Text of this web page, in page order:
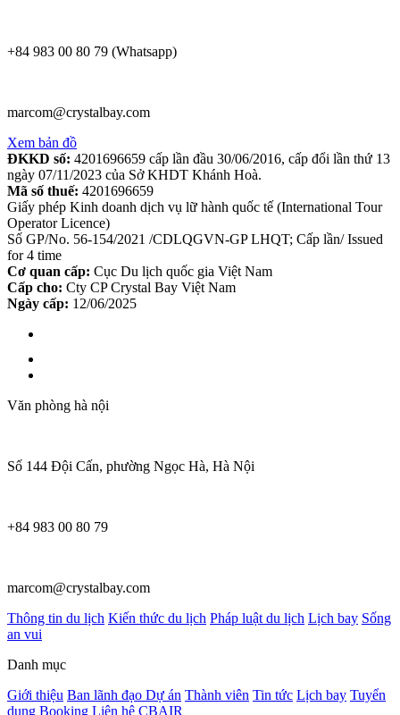
+84 983 00 80 79 (Whatsapp)
marcom@crystalbay.com
Xem bản đồ
ĐKKD số: 4201696659 cấp lần đầu 30/06/2016, cấp đổi lần thứ 13
ngày 07/11/2023 của Sở KHDT Khánh Hoà.
Mã số thuế: 4201696659
Giấy phép Kinh doanh dịch vụ lữ hành quốc tế (International Tour
Operator Licence)
Số GP/No. 56-154/2021 /CDLQGVN-GP LHQT; Cấp lần/ Issued
for 4 time
Cơ quan cấp: Cục Du lịch quốc gia Việt Nam
Cấp cho: Cty CP Crystal Bay Việt Nam
Ngày cấp: 12/06/2025
Văn phòng hà nội
Số 144 Đội Cấn, phường Ngọc Hà, Hà Nội
+84 983 00 80 79
marcom@crystalbay.com
Thông tin du lịch Kiến thức du lịch Pháp luật du lịch Lịch bay Sống
an vui
Danh mục
Giới thiệu Ban lãnh đạo Dự án Thành viên Tin tức Lịch bay Tuyển
dụng Booking Liên hệ CBAIR